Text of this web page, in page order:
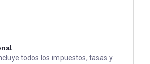
todos los impuestos, tasas y